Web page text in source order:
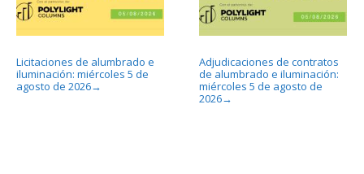
Licitaciones de alumbrado e
iluminación: miércoles 5 de
agosto de 2026→
Adjudicaciones de contratos
de alumbrado e iluminación:
miércoles 5 de agosto de
2026→